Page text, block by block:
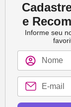
e
Informe seu